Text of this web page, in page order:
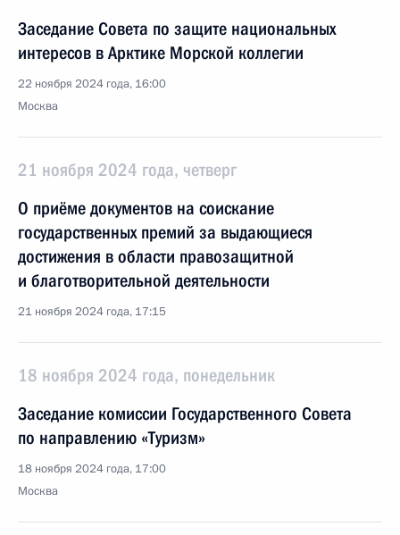
Заседание Совета по защите национальных
интересов в Арктике Морской коллегии
22 ноября 2024 года, 16:00
Москва
21 ноября 2024 года, четверг
О приёме документов на соискание
государственных премий за выдающиеся
достижения в области правозащитной
и благотворительной деятельности
21 ноября 2024 года, 17:15
18 ноября 2024 года, понедельник
Заседание комиссии Государственного Совета
по направлению «Туризм»
18 ноября 2024 года, 17:00
Москва